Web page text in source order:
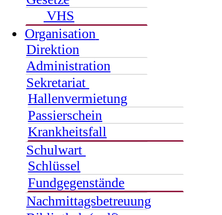
VHS
Organisation
Direktion
Administration
Sekretariat
Hallenvermietung
Passierschein
Krankheitsfall
Schulwart
Schlüssel
Fundgegenstände
Nachmittagsbetreuung